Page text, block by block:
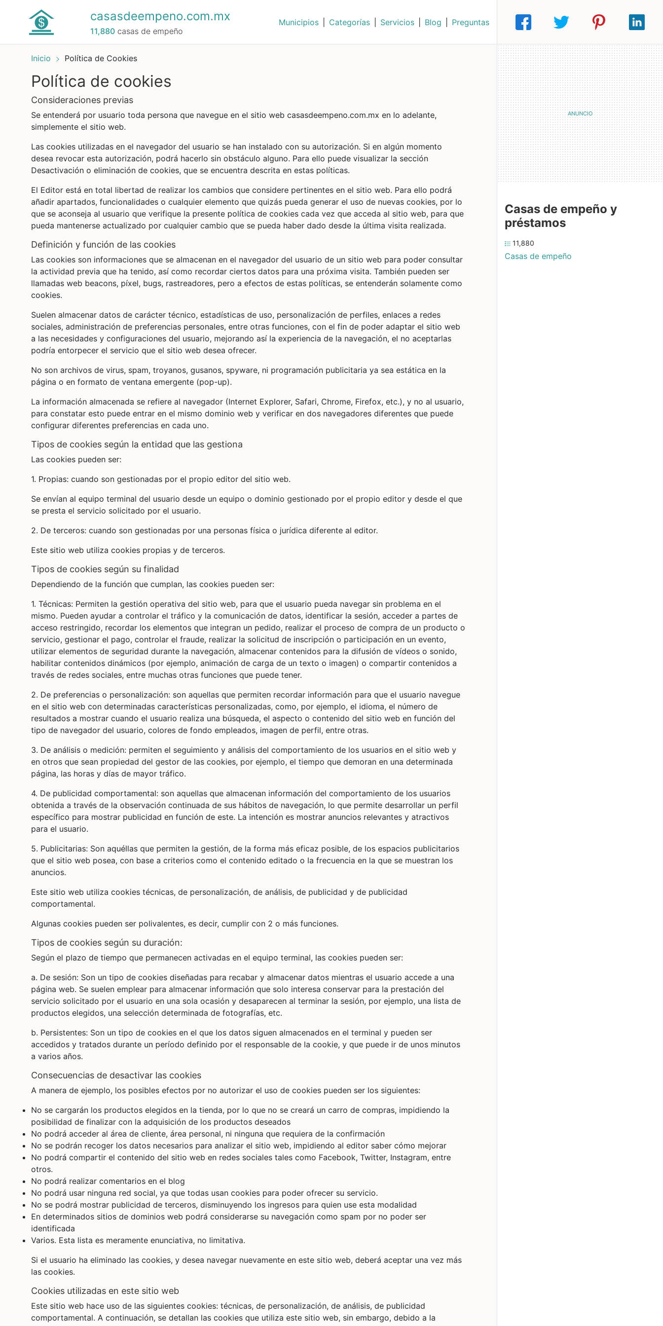
casasdeempeno.com.mx
11,880casas de empeño
Municipios Categorías Servicios Blog Preguntas
Inicio Política de Cookies
Política de cookies
consideraciones previas
Se entenderá por usuario toda persona que navegue en el sitio web casasdeempeno.com.mx en lo adelante,
simplemente el sitio web.
Las cookies utilizadas en el navegador del usuario se han instalado con su autorización. Si en algún momento
desea revocar esta autorización, podrá hacerlo sin obstáculo alguno. Para ello puede visualizar la sección
Desactivación o eliminación de cookies, que se encuentra descrita en estas políticas.
El Editor está en total libertad de realizar los cambios que considere pertinentes en el sitio web. Para ello podrá
añadir apartados, funcionalidades o cualquier elemento que quizás pueda generar el uso de nuevas cookies, por lo
que se aconseja al usuario que verifique la presente política de cookies cada vez que acceda al sitio web, para que
pueda mantenerse actualizado por cualquier cambio que se pueda haber dado desde la última visita realizada.
definición y función de las cookies
Las cookies son informaciones que se almacenan en el navegador del usuario de un sitio web para poder consultar
la actividad previa que ha tenido, así como recordar ciertos datos para una próxima visita. También pueden ser
llamadas web beacons, píxel, bugs, rastreadores, pero a efectos de estas políticas, se entenderán solamente como
cookies.
Suelen almacenar datos de carácter técnico, estadísticas de uso, personalización de perfiles, enlaces a redes
sociales, administración de preferencias personales, entre otras funciones, con el fin de poder adaptar el sitio web
a las necesidades y configuraciones del usuario, mejorando así la experiencia de la navegación, el no aceptarlas
podría entorpecer el servicio que el sitio web desea ofrecer.
No son archivos de virus, spam, troyanos, gusanos, spyware, ni programación publicitaria ya sea estática en la
página o en formato de ventana emergente (pop-up).
La información almacenada se refiere al navegador (Internet Explorer, Safari, Chrome, Firefox, etc.), y no al usuario,
para constatar esto puede entrar en el mismo dominio web y verificar en dos navegadores diferentes que puede
configurar diferentes preferencias en cada uno.
tipos de cookies según la entidad que las gestiona
Las cookies pueden ser:
1. Propias: cuando son gestionadas por el propio editor del sitio web.
Se envían al equipo terminal del usuario desde un equipo o dominio gestionado por el propio editor y desde el que
se presta el servicio solicitado por el usuario.
2. De terceros: cuando son gestionadas por una personas física o jurídica diferente al editor.
Este sitio web utiliza cookies propias y de terceros.
tipos de cookies según su finalidad
Dependiendo de la función que cumplan, las cookies pueden ser:
1. Técnicas: Permiten la gestión operativa del sitio web, para que el usuario pueda navegar sin problema en el
mismo. Pueden ayudar a controlar el tráfico y la comunicación de datos, identificar la sesión, acceder a partes de
acceso restringido, recordar los elementos que integran un pedido, realizar el proceso de compra de un producto o
servicio, gestionar el pago, controlar el fraude, realizar la solicitud de inscripción o participación en un evento,
utilizar elementos de seguridad durante la navegación, almacenar contenidos para la difusión de vídeos o sonido,
habilitar contenidos dinámicos (por ejemplo, animación de carga de un texto o imagen) o compartir contenidos a
través de redes sociales, entre muchas otras funciones que puede tener.
2. De preferencias o personalización: son aquellas que permiten recordar información para que el usuario navegue
en el sitio web con determinadas características personalizadas, como, por ejemplo, el idioma, el número de
resultados a mostrar cuando el usuario realiza una búsqueda, el aspecto o contenido del sitio web en función del
tipo de navegador del usuario, colores de fondo empleados, imagen de perfil, entre otras.
3. De análisis o medición: permiten el seguimiento y análisis del comportamiento de los usuarios en el sitio web y
en otros que sean propiedad del gestor de las cookies, por ejemplo, el tiempo que demoran en una determinada
página, las horas y días de mayor tráfico.
4. De publicidad comportamental: son aquellas que almacenan información del comportamiento de los usuarios
obtenida a través de la observación continuada de sus hábitos de navegación, lo que permite desarrollar un perfil
específico para mostrar publicidad en función de este. La intención es mostrar anuncios relevantes y atractivos
para el usuario.
5. Publicitarias: Son aquéllas que permiten la gestión, de la forma más eficaz posible, de los espacios publicitarios
que el sitio web posea, con base a criterios como el contenido editado o la frecuencia en la que se muestran los
anuncios.
Este sitio web utiliza cookies técnicas, de personalización, de análisis, de publicidad y de publicidad
comportamental.
Algunas cookies pueden ser polivalentes, es decir, cumplir con 2 o más funciones.
tipos de cookies según su duración:
Según el plazo de tiempo que permanecen activadas en el equipo terminal, las cookies pueden ser:
a. De sesión: Son un tipo de cookies diseñadas para recabar y almacenar datos mientras el usuario accede a una
página web. Se suelen emplear para almacenar información que solo interesa conservar para la prestación del
servicio solicitado por el usuario en una sola ocasión y desaparecen al terminar la sesión, por ejemplo, una lista de
productos elegidos, una selección determinada de fotografías, etc.
b. Persistentes: Son un tipo de cookies en el que los datos siguen almacenados en el terminal y pueden ser
accedidos y tratados durante un período definido por el responsable de la cookie, y que puede ir de unos minutos
a varios años.
consecuencias de desactivar las cookies
A manera de ejemplo, los posibles efectos por no autorizar el uso de cookies pueden ser los siguientes:
No se cargarán los productos elegidos en la tienda, por lo que no se creará un carro de compras, impidiendo la
posibilidad de finalizar con la adquisición de los productos deseados
No podrá acceder al área de cliente, área personal, ni ninguna que requiera de la confirmación
No se podrán recoger los datos necesarios para analizar el sitio web, impidiendo al editor saber cómo mejorar
No podrá compartir el contenido del sitio web en redes sociales tales como Facebook, Twitter, Instagram, entre
otros.
No podrá realizar comentarios en el blog
No podrá usar ninguna red social, ya que todas usan cookies para poder ofrecer su servicio.
No se podrá mostrar publicidad de terceros, disminuyendo los ingresos para quien use esta modalidad
En determinados sitios de dominios web podrá considerarse su navegación como spam por no poder ser
identificada
Varios. Esta lista es meramente enunciativa, no limitativa.
Si el usuario ha eliminado las cookies, y desea navegar nuevamente en este sitio web, deberá aceptar una vez más
las cookies.
cookies utilizadas en este sitio web
Este sitio web hace uso de las siguientes cookies: técnicas, de personalización, de análisis, de publicidad
comportamental. A continuación, se detallan las cookies que utiliza este sitio web, sin embargo, debido a la
Casas de empeño y
préstamos
11,880
Casas de empeño